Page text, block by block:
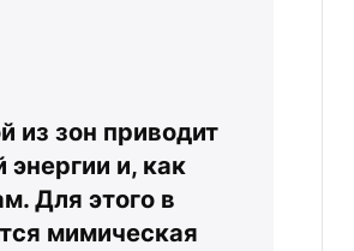
из зон приводит
и, как
Для этого в
мимическая